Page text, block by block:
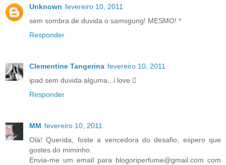
Unknown fevereiro 10, 2011
sem sombra de duvida o samsgung! MESMO! *
Responder
Clementine Tangerina fevereiro 10, 2011
ipad sem duvida alguma...i love 
Responder
MM fevereiro 10, 2011
Olá! Querida, foste a vencedora do desafio, espero que
gostes do miminho.
Envia-me um email para blogoriperfume@gmail.com com